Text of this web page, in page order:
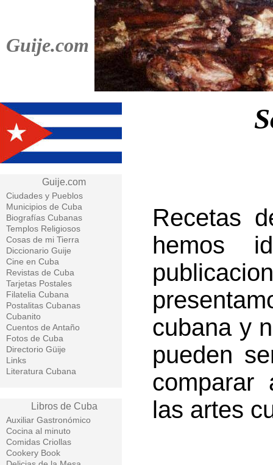
Guije.com
Guije.com
Ciudades y Pueblos
Municipios de Cuba
Biografías Cubanas
Templos Religiosos
Cosas de mi Tierra
Diccionario Guije
Cine en Cuba
Revistas de Cuba
Tarjetas Postales
Filatelia Cubana
Postalitas Cubanas
Cubanito
Cuentos de Antaño
Fotos de Cuba
Directorio Güije
Links
Literatura Cubana
Libros de Cuba
Auxiliar Gastronómico
Cocina al minuto
Comidas Criollas
Cookery Book
Recetas
hemos
cubana y
pueden
comparar
las artes